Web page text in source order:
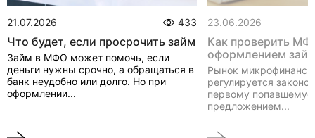
21.07.2026 433
Что будет, если просрочить займ
Займ в МФО может помочь, если
деньги нужны срочно, а обращаться в
банк неудобно или долго. Но при
оформлении...
23.06.2026
Как проверить
оформлением
Рынок
регулируется
первому
предложением...